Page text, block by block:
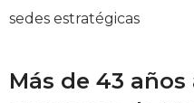
sedes estratégicas
Más de 43